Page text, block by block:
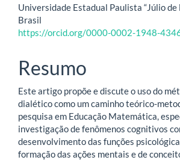
principal
Universidade Estadual Paulista “Júlio de
Brasil
https://orcid.org/0000-0002-1948-
Resumo
Este artigo propõe e discute o uso do
dialético como um caminho teórico-
pesquisa em Educação Matemática,
investigação de fenômenos cognitivos
desenvolvimento das funções
formação das ações mentais e de